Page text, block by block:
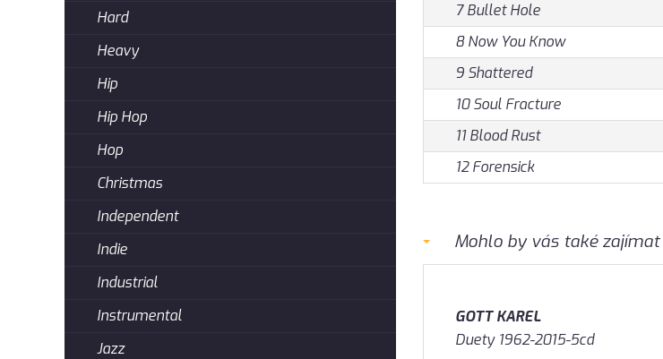
7 Bullet Hole
8 Now You Know
9 Shattered
10 Soul Fracture
11 Blood Rust
12 Forensick
Mohlo by vás také zajímat
GOTT KAREL
Duety 1962-2015-5cd
Hard
Heavy
Hip
Hip Hop
Hop
Christmas
Independent
Indie
Industrial
Instrumental
Jazz